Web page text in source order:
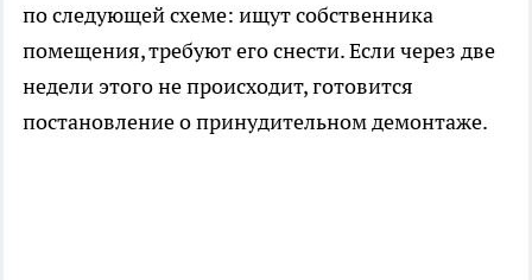
по следующей схеме: ищут собственника
помещения, требуют его снести. Если через две
недели этого не происходит, готовится
постановление о принудительном демонтаже.